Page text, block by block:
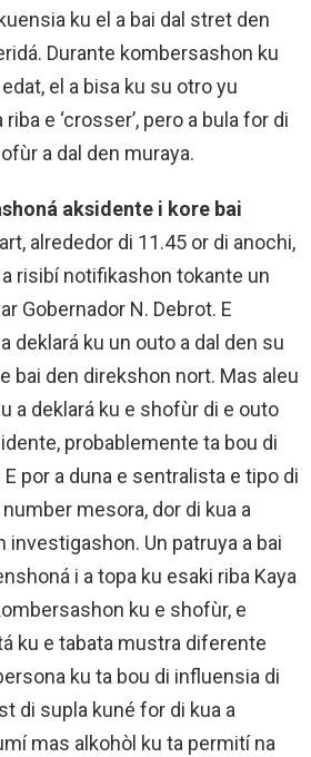
ku el a bai dal stret den
Durante kombersashon ku
el a bisa ku su otro yu
e ‘crosser’, pero a bula for di
a dal den muraya.
aksidente i kore bai
alrededor di 11.45 or di anochi,
a risibí notifikashon tokante un
Gobernador N. Debrot. E
deklará ku un outo a dal den su
bai den direkshon nort. Mas aleu
a deklará ku e shofùr di e outo
probablemente ta bou di
por a duna e sentralista e tipo di
mesora, dor di kua a
investigashon. Un patruya a bai
i a topa ku esaki riba Kaya
ku e shofùr, e
ku e tabata mustra diferente
ku ta bou di influensia di
di supla kuné for di kua a
mas alkohòl ku ta permití na